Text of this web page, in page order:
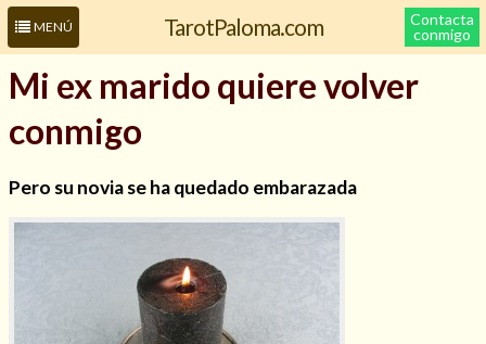
MENÚ TarotPaloma.com
Contacta
conmigo
Leer más sobre mí
Mi ex marido quiere volver
conmigo
Pero su novia se ha quedado embarazada